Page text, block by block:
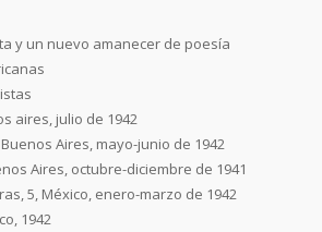
y un nuevo amanecer de poesía
aires, julio de 1942
Aires, mayo-junio de 1942
Aires, octubre-diciembre de 1941
5, México, enero-marzo de 1942
1942